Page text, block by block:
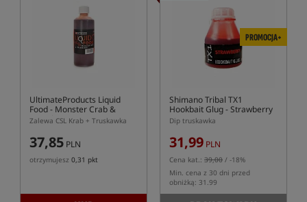
UltimateProducts Liquid
Food - Monster Crab &
Strawberry
Zalewa CSL Krab + Truskawka
37,85 PLN
otrzymujesz 0,31 pkt
PROMOCJA+
Shimano Tribal TX1
Hookbait Glug - Strawberry
Dip truskawka
31,99 PLN
Cena kat.: 39,00 / -18%
Min. cena z 30 dni przed
obniżką: 31.99